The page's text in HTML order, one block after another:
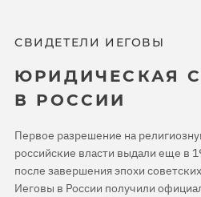
СВИДЕТЕЛИ ИЕГОВЫ
ЮРИДИЧЕСКАЯ
В РОССИИ
Первое разрешение на
российские власти выдали еще в
после завершения эпохи
Иеговы в России получили